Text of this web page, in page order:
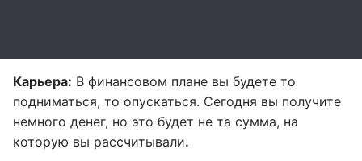
Карьера: В финансовом плане вы будете то
подниматься, то опускаться. Сегодня вы получите
немного денег, но это будет не та сумма, на
которую вы рассчитывали.